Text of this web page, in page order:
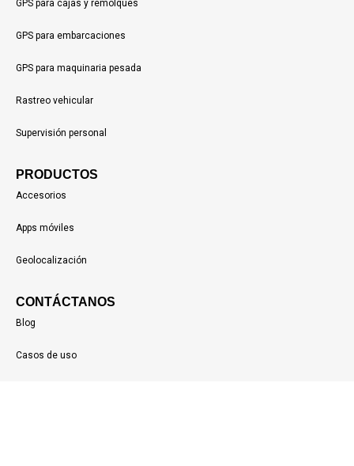
GPS para cajas y remolques
GPS para embarcaciones
GPS para maquinaria pesada
Rastreo vehicular
Supervisión personal
PRODUCTOS
Accesorios
Apps móviles
Geolocalización
CONTÁCTANOS
Blog
Casos de uso